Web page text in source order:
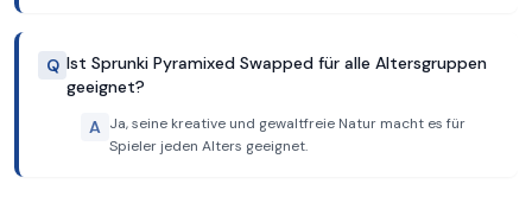
Q Ist Sprunki Pyramixed Swapped für alle Altersgruppen
geeignet?
A Ja, seine kreative und gewaltfreie Natur macht es für
Spieler jeden Alters geeignet.